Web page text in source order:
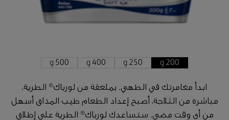
200 g
250 g
400 g
500 g
ابدأ مغامرتك في الطهي. بملعقة من لورباك® الطرية،
مباشرة من الثلاجة، أصبح إعداد الطعام طيب المذاق أسهل
من أي وقت مضى. ستساعدك لورباك® الطرية على إطلاق